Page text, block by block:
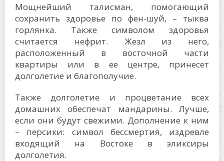
Мощнейший талисман, помогающий
сохранить здоровье по фен-шуй, – тыква
горлянка. Также символом здоровья
считается нефрит. Жезл из него,
расположенный в восточной части
квартиры или в ее центре, принесет
долголетие и благополучие.
Также долголетие и процветание всех
домашних обеспечат мандарины. Лучше,
если они будут свежими. Дополнение к ним
– персики: символ бессмертия, издревле
входящий на Востоке в эликсиры
долголетия.